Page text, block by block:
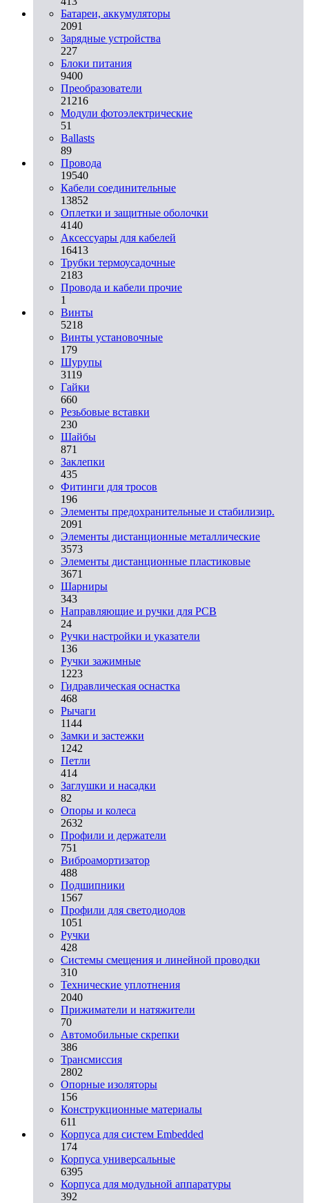
Батареи, аккумуляторы
2091
Зарядные устройства
227
Блоки питания
9400
Преобразователи
21216
Модули фотоэлектрические
51
Ballasts
89
Провода
19540
Кабели соединительные
13852
Оплетки и защитные оболочки
4140
Аксессуары для кабелей
16413
Трубки термоусадочные
2183
Провода и кабели прочие
1
Винты
5218
Винты установочные
179
Шурупы
3119
Гайки
660
Резьбовые вставки
230
Шайбы
871
Заклепки
435
Фитинги для тросов
196
Элементы предохранительные и стабилизир.
2091
Элементы дистанционные металлические
3573
Элементы дистанционные пластиковые
3671
Шарниры
343
Направляющие и ручки для PCB
24
Ручки настройки и указатели
136
Ручки зажимные
1223
Гидравлическая оснастка
468
Рычаги
1144
Замки и застежки
1242
Петли
414
Заглушки и насадки
82
Опоры и колеса
2632
Профили и держатели
751
Виброамортизатор
488
Подшипники
1567
Профили для светодиодов
1051
Ручки
428
Системы смещения и линейной проводки
310
Технические уплотнения
2040
Прижиматели и натяжители
70
Автомобильные скрепки
386
Трансмиссия
2802
Опорные изоляторы
156
Конструкционные материалы
611
Корпуса для систем Embedded
174
Корпуса универсальные
6395
Корпуса для модульной аппаратуры
392